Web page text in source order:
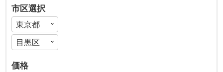
市区選択
価格